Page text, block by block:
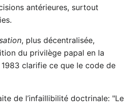
antérieures, surtout
, plus décentralisée,
du privilège papal en la
clarifie ce que le code de
de l’infaillibilité doctrinale: "Le